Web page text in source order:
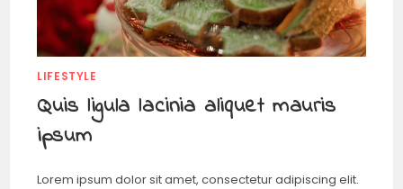
LIFESTYLE
Quis ligula lacinia aliquet mauris
ipsum
Lorem ipsum dolor sit amet, consectetur adipiscing elit.